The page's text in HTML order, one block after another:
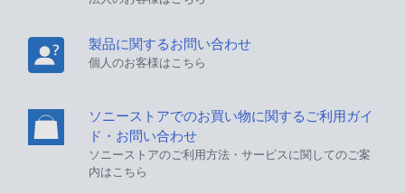
製品に関するお問い合わせ
個人のお客様はこちら
ソニーストアでのお買い物に関するご利用ガイ
ド・お問い合わせ
ソニーストアのご利用方法・サービスに関してのご案
内はこちら